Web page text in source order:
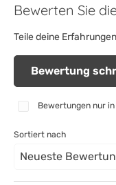
Bewerten Sie
Teile deine
Bewertung
Bewertungen nur
Sortiert nach